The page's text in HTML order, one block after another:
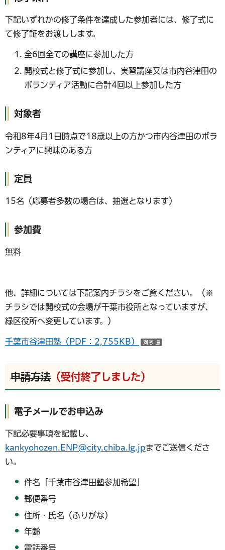
下記いずれかの修了条件を達成した参加者には、修了式に
て修了証をお渡しします。
全6回全ての講座に参加した方
開校式と修了式に参加し、実習講座又は市内谷津田の
ボランティア活動に合計4回以上参加した方
対象者
令和8年4月1日時点で18歳以上の方かつ市内谷津田のボラ
ンティアに興味のある方
定員
15名（応募者多数の場合は、抽選となります）
参加費
無料
他、詳細については下記案内チラシをご覧ください。（※
チラシでは開校式の会場が千葉市役所となっていますが、
緑区役所へ変更しています。）
千葉市谷津田塾（PDF：2,755KB）
申請方法 （受付終了しました）
電子メールでお申込み
下記必要事項を記載し、
kankyohozen.ENP@city.chiba.lg.jpまでご送信くださ
い。
件名「千葉市谷津田塾参加希望」
郵便番号
住所・氏名（ふりがな）
年齢
電話番号